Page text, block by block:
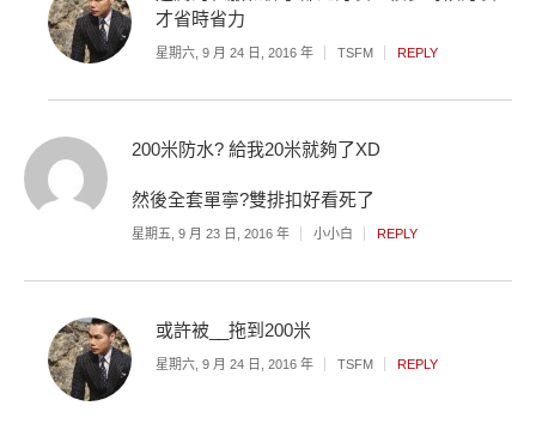
才省時省力
星期六, 9 月 24 日, 2016 年 TSFM REPLY
200米防水? 給我20米就夠了XD
然後全套單寧?雙排扣好看死了
星期五, 9 月 23 日, 2016 年 小小白 REPLY
或許被__拖到200米
星期六, 9 月 24 日, 2016 年 TSFM REPLY